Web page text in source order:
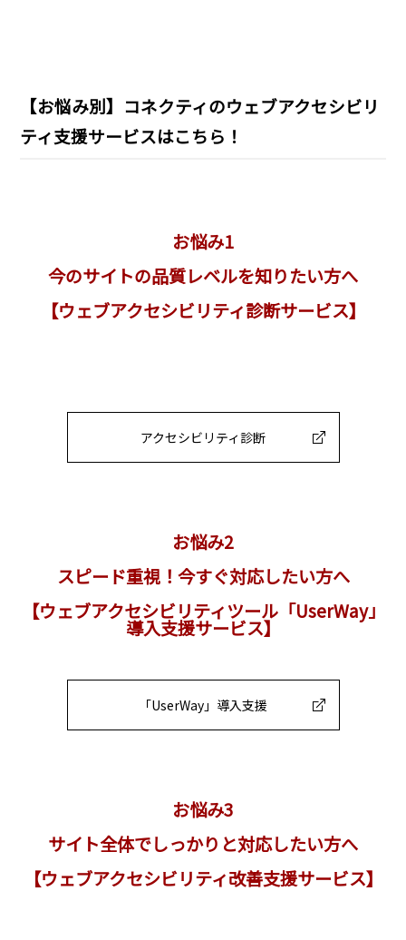
【お悩み別】コネクティのウェブアクセシビリ
ティ支援サービスはこちら！
お悩み1
今のサイトの品質レベルを知りたい方へ
【ウェブアクセシビリティ診断サービス】
アクセシビリティ診断
お悩み2
スピード重視！今すぐ対応したい方へ
【ウェブアクセシビリティツール「UserWay」
導入支援サービス】
「UserWay」導入支援
お悩み3
サイト全体でしっかりと対応したい方へ
【ウェブアクセシビリティ改善支援サービス】